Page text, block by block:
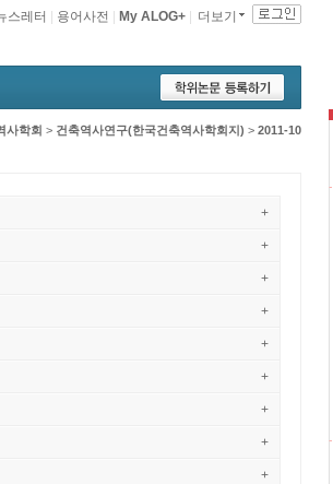
더보기
My ALOG+
용어사전
스레터
사학회 > 건축역사연구(한국건축역사학회지) > 2011-10
+
+
+
+
+
+
+
+
+